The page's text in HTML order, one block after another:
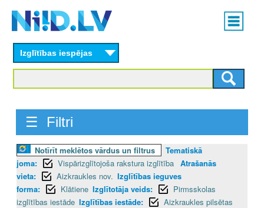
content
Main
menu
Izglītības iespējas
☰ Filtri
Notīrīt meklētos vārdus un filtrus
Tematiskā
joma:
Vispārizglītojoša rakstura izglītība Atrašanās
vieta:
Aizkraukles nov. Izglītības ieguves
forma:
Klātiene Izglītotāja veids:
Pirmsskolas
izglītības iestāde Izglītības iestāde:
Aizkraukles pilsētas